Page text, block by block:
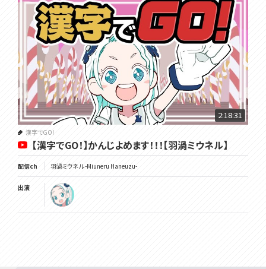
✿個人Vtuberグループ「VOMS Project」所属の渦属性おしゃべりゲー
ム配信モンスター、羽渦ミウネルと申します🌀
I'm Miuneru Haneuzu, a talkative, game-streaming, vortex-type
monster belonging to the indie Vtuber group "VOMS Project"🌀.
✿ゲームが大好きな自称バーチャルゲーム実況者です！コンシューマ
ーゲームを中心に遊ばせて頂いております。
I'm a self-proclaimed virtual game player who loves playing gam
es, mainly console games!
✿完璧ではないですが出来るだけ探索や収集要素を集めながら進め
ていきたいタイプですので、進行はゆっくりめです。急かさず焦らずお付
き合いください！
I'm not perfect, but I do like to take my time exploring and collec
ting as many things as possible, so please don't rush me!
✿ストーリーや謎解きに関するネタバレや匂わせ・ヒント・指示コメント
は禁止です！ゲーム初見の方の推理・想像コメントもネタバレに繋がる
2:18:31
漢字でGO!
【漢字でGO！】かんじよめます！！！【羽渦ミウネル】
配信ch 羽渦ミウネル -Miuneru Haneuzu-
出演